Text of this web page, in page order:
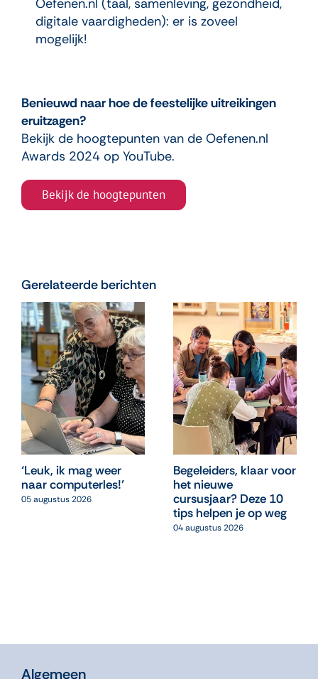
Oefenen.nl (taal, samenleving, gezondheid,
digitale vaardigheden): er is zoveel
mogelijk!
Benieuwd naar hoe de feestelijke uitreikingen
eruitzagen?
Bekijk de hoogtepunten van de Oefenen.nl
Awards 2024 op YouTube.
Bekijk de hoogtepunten
Gerelateerde berichten
‘Leuk, ik mag weer
naar computerles!’
05 augustus 2026
Begeleiders, klaar voor
het nieuwe
cursusjaar? Deze 10
tips helpen je op weg
04 augustus 2026
Algemeen